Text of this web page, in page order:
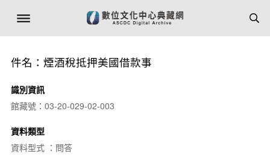
件名：煙酒稅抵押美國借款事
識別資訊
館藏號：03-20-029-02-003
資料類型
資料型式 ：問答